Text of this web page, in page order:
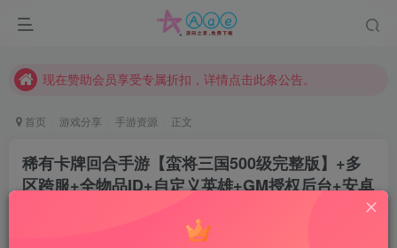
本站一律禁止以任何方式发布或转载任何违法的相关信息，访客发现请向站长举报
请勿相信任何评论区广告！以免上当受骗！
首页 游戏分享 手游资源 正文
稀有卡牌回合手游【蛮将三国500级完整版】+多
区跨服+全物品ID+自定义英雄+GM授权后台+安卓